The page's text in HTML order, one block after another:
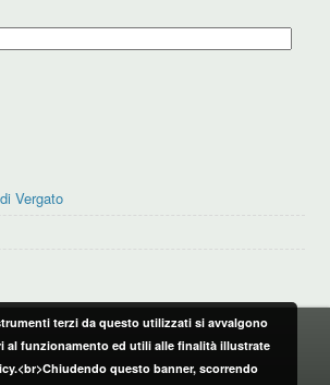
Vergato
terzi da questo utilizzati si avvalgono
al funzionamento ed utili alle finalità illustrate
questo banner, scorrendo